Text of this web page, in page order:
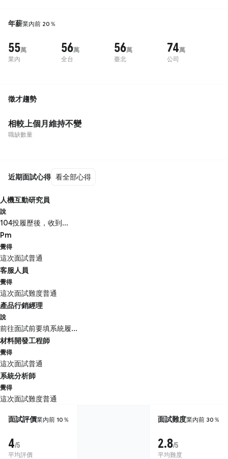
年薪業內前 20％
55萬
業內
56萬
全台
56萬
臺北
74萬
公司
徵才趨勢
相較上個月維持不變
職缺數量
近期面試心得 看全部心得
人機互動研究員
說
104投履歷後，收到...
Pm
覺得
這次面試普通
客服人員
覺得
這次面試難度普通
產品行銷經理
說
前往面試前要填系統履...
材料開發工程師
覺得
這次面試普通
系統分析師
覺得
這次面試難度普通
面試評價業內前 10％
4/5
平均評價
面試難度業內前 30％
2.8/5
平均難度